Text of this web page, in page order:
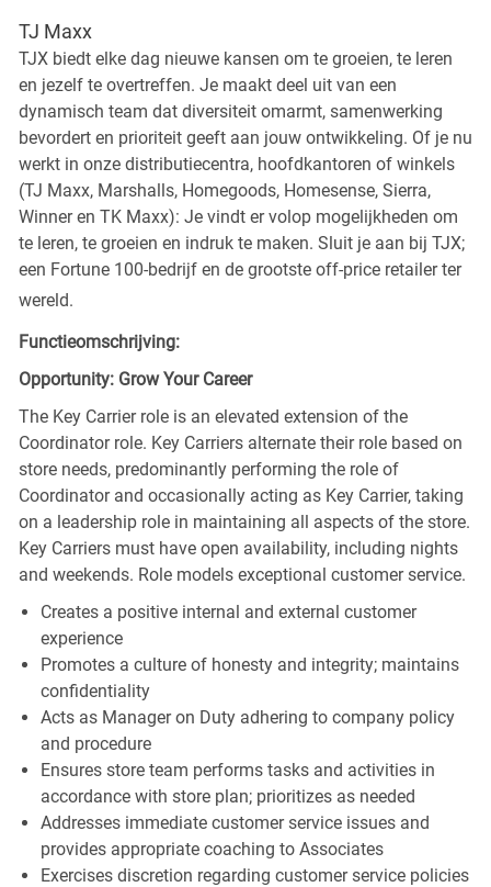
TJ Maxx
TJX biedt elke dag nieuwe kansen om te groeien, te leren
en jezelf te overtreffen. Je maakt deel uit van een
dynamisch team dat diversiteit omarmt, samenwerking
bevordert en prioriteit geeft aan jouw ontwikkeling. Of je nu
werkt in onze distributiecentra, hoofdkantoren of winkels
(TJ Maxx, Marshalls, Homegoods, Homesense, Sierra,
Winner en TK Maxx): Je vindt er volop mogelijkheden om
te leren, te groeien en indruk te maken. Sluit je aan bij TJX;
een Fortune 100-bedrijf en de grootste off-price retailer ter
wereld.
Functieomschrijving:
Opportunity: Grow Your Career
The Key Carrier role is an elevated extension of the
Coordinator role. Key Carriers alternate their role based on
store needs, predominantly performing the role of
Coordinator and occasionally acting as Key Carrier, taking
on a leadership role in maintaining all aspects of the store.
Key Carriers must have open availability, including nights
and weekends. Role models exceptional customer service.
Creates a positive internal and external customer
experience
Promotes a culture of honesty and integrity; maintains
confidentiality
Acts as Manager on Duty adhering to company policy
and procedure
Ensures store team performs tasks and activities in
accordance with store plan; prioritizes as needed
Addresses immediate customer service issues and
provides appropriate coaching to Associates
Exercises discretion regarding customer service policies